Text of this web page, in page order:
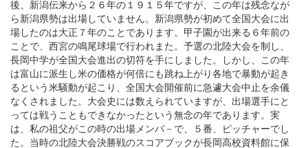
後、新潟伝来から２６年の１９１５年ですが、この年は残念なが
ら新潟県勢は出場していません。新潟県勢が初めて全国大会に出
場したのは大正７年のことであります。甲子園が出来る６年前の
ことで、西宮の鳴尾球場で行われまた。予選の北陸大会を制し、
長岡中学が全国大会進出の切符を手にしました。しかし、この年
は富山に派生し米の価格が何倍にも跳ね上がり各地で暴動が起き
るという米騒動が起こり、全国大会開催前に急遽大会中止を余儀
なくされました。大会史には数えられていますが、出場選手にと
っては戦うこともできなかったという無念の年であります。実
は、私の祖父がこの時の出場メンバ－で、５番、ピッチャーでし
た。当時の北陸大会決勝戦のスコアブックが長岡高校資料館に保